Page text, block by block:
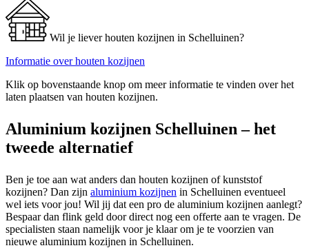
Wil je liever houten kozijnen in Schelluinen?
Informatie over houten kozijnen
Klik op bovenstaande knop om meer informatie te vinden over het
laten plaatsen van houten kozijnen.
Aluminium kozijnen Schelluinen – het
tweede alternatief
Ben je toe aan wat anders dan houten kozijnen of kunststof
kozijnen? Dan zijn aluminium kozijnen in Schelluinen eventueel
wel iets voor jou! Wil jij dat een pro de aluminium kozijnen aanlegt?
Bespaar dan flink geld door direct nog een offerte aan te vragen. De
specialisten staan namelijk voor je klaar om je te voorzien van
nieuwe aluminium kozijnen in Schelluinen.